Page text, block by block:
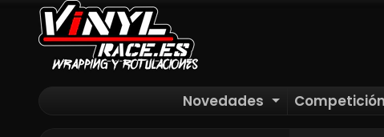
Novedades EXPAND
Competición